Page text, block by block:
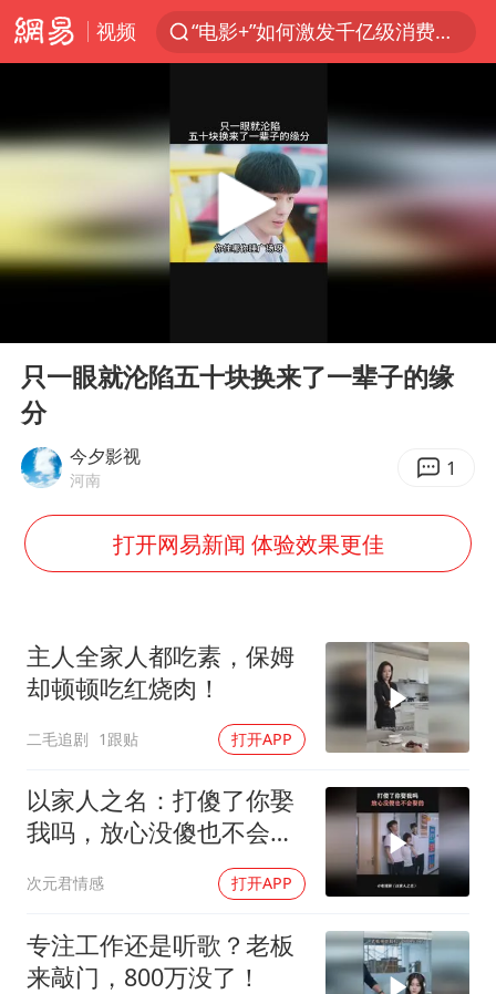
视频
“电影+”如何激发千亿级消费新活力？
曝韩国足协为外籍裁判员安排色情招待
台风白海豚加强
陈幸同晋级WTT横滨冠军赛8强
“立秋的第一杯奶茶”又爆单了
宇树科技中一签需缴款7.54万元
两名乘客在飞机上因调节座椅起冲突
台湾海峡南口北上船舶实施交通管制
夯实基础开新局
Play
只一眼就沦陷五十块换来了一辈子的缘
分
今夕影视
河南 1
打开网易新闻 体验效果更佳
主人全家人都吃素，保姆
却顿顿吃红烧肉！
二毛追剧 1跟贴 打开APP
以家人之名：打傻了你娶
我吗，放心没傻也不会娶
次元君情感 打开APP
专注工作还是听歌？老板
来敲门，800万没了！